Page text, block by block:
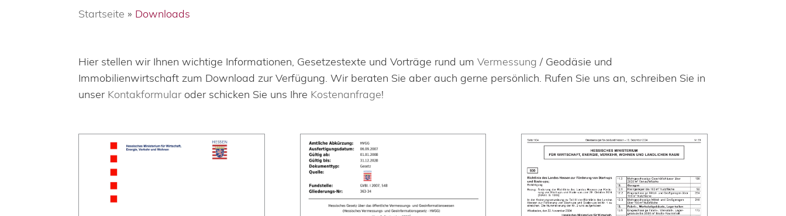
Startseite » Downloads
Hier stellen wir Ihnen wichtige Informationen, Gesetzestexte und Vorträge rund umVermessung / Geodäsie und
Immobilienwirtschaft zum Download zur Verfügung. Wir beraten Sie aber auch gerne persönlich. Rufen Sie uns an, schreiben Sie in
unser Kontakformularoder schicken Sie uns Ihre Kostenanfrage!